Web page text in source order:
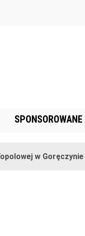
SPONSOROWANE
w Goręczynie